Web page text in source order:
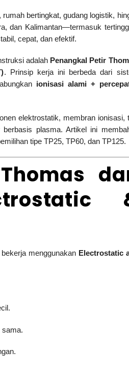
bertingkat, gudang logistik,
dan Kalimantan—termasuk
cepat, dan efektif.
adalah Penangkal Petir
. Prinsip kerja ini berbeda dari
ionisasi alami +
elektrostatik, membran ionisasi,
plasma. Artikel ini
tipe TP25, TP60, dan TP125.
menggunakan Electrostatic
sama.